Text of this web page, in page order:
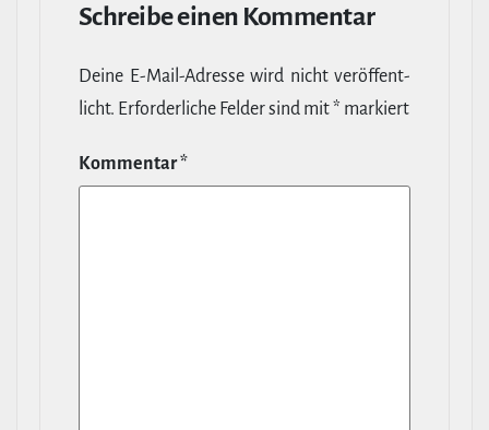
Schreibe einen Kommentar
Deine E‑Mail-​Adresse wird nicht ver­öf­fent­
licht. Erfor­der­liche Felder sind mit* markiert
Kommentar*